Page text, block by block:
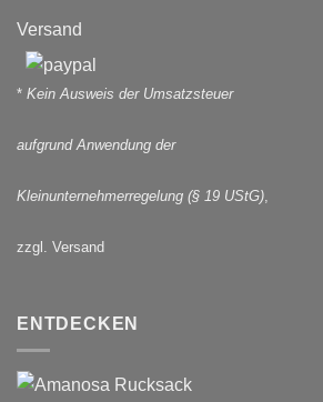
Versand
* Kein Ausweis der Umsatzsteuer
aufgrund Anwendung der
Kleinunternehmerregelung (§ 19 UStG),
zzgl. Versand
ENTDECKEN